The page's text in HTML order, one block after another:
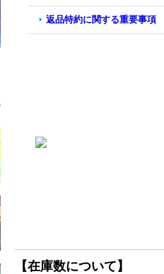
返品特約に関する重要事項
【在庫数について】